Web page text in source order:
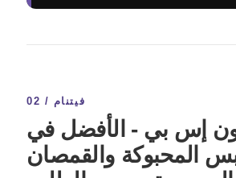
02 / فيتنام
إس بي - الأفضل في
المحبوكة والقمصان